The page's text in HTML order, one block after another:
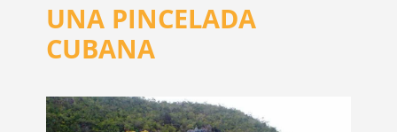
UNA PINCELADA
CUBANA